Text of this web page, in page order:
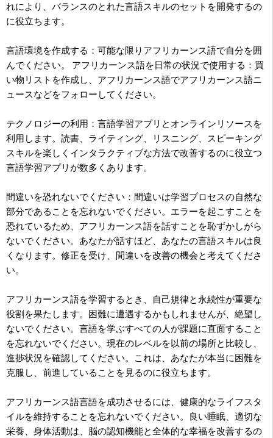
れにより、バランスのとれた言語スキルのセットを開発するの
に役立ちます。
言語環境を作成する：可能な限りアフリカーンス語で自分を囲
んでください。 アフリカーンス語を日常の状況で使用する：買
い物リストを作成し、アフリカーンス語でアフリカーンス語ニ
ュースなどをフォローしてください。
テクノロジーの利用：言語学習アプリとオンラインリソースを
利用します。読書、ライティング、リスニング、スピーキング
スキルを楽しくインタラクティブな方法で改善するのに役立つ
言語学習アプリが数多くあります。
間違いを恐れないでください：間違いは学習プロセスの自然な
部分であることを忘れないでください。エラーを起こすことを
恐れているため、アフリカーンス語を話すことを恥ずかしがら
ないでください。あなたが話すほど、あなたの言語スキルは良
くなります。修正を受け、間違いを改善の機会と考えてくださ
い。
アフリカーンス語を学習するとき、自己規律と永続性が重要な
役割を果たします。困難に遭遇するかもしれませんが、絶望し
ないでください。言語を学ぶすべての人が課題に直面すること
を忘れないでください。現在のレベルを以前の場所と比較し、
進捗状況を確認してください。これは、あなたが本当に困難を
克服し、前進していることを見るのに役立ちます。
アフリカーンス語言語を成功させるには、健康的なライフスタ
イルを維持することを忘れないでください。良い睡眠、適切な
栄養、身体活動は、脳の認知機能と全体的な幸福を改善するの